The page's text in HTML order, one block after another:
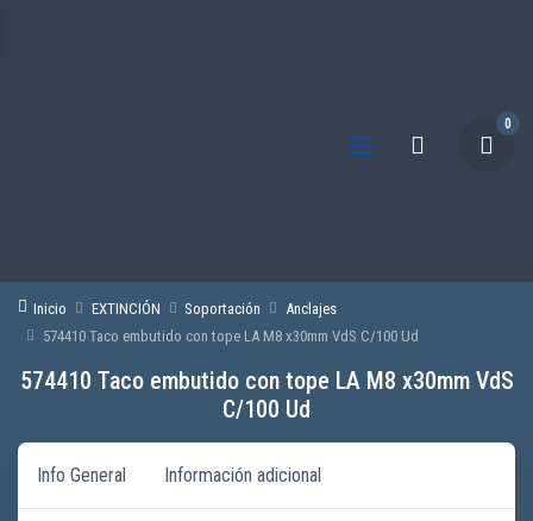
0
Inicio EXTINCIÓN Soportación
Anclajes
574410 Taco embutido con tope LA M8 x30mm VdS C/100 Ud
574410 Taco embutido con tope LA M8 x30mm VdS
C/100 Ud
Info General Información adicional